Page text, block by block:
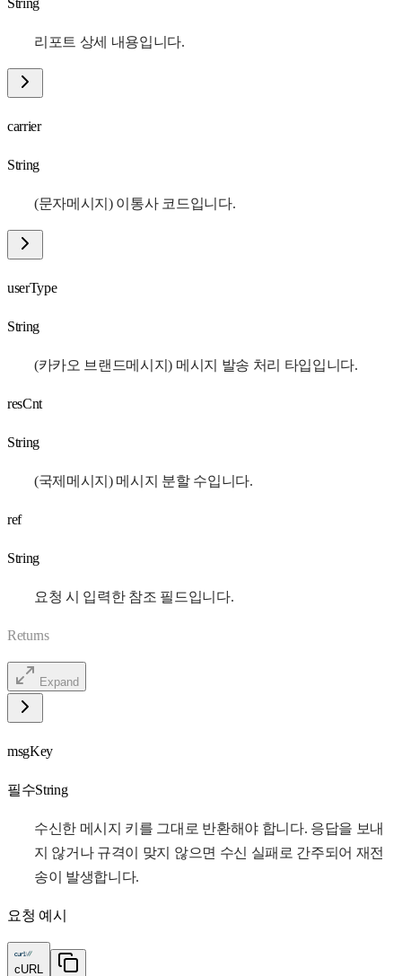
String
리포트 상세 내용입니다.
carrier
String
(문자메시지) 이통사 코드입니다.
userType
String
(카카오 브랜드메시지) 메시지 발송 처리 타입입니다.
resCnt
String
(국제메시지) 메시지 분할 수입니다.
ref
String
요청 시 입력한 참조 필드입니다.
Returns
Expand
msgKey
필수String
수신한 메시지 키를 그대로 반환해야 합니다. 응답을 보내
지 않거나 규격이 맞지 않으면 수신 실패로 간주되어 재전
송이 발생합니다.
요청 예시
cURL